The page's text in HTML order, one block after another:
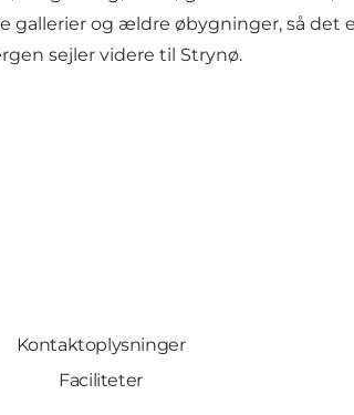
og ældre øbygninger, så det
sejler videre til Strynø.
Kontaktoplysninger
Faciliteter